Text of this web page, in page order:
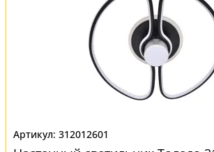
312012601